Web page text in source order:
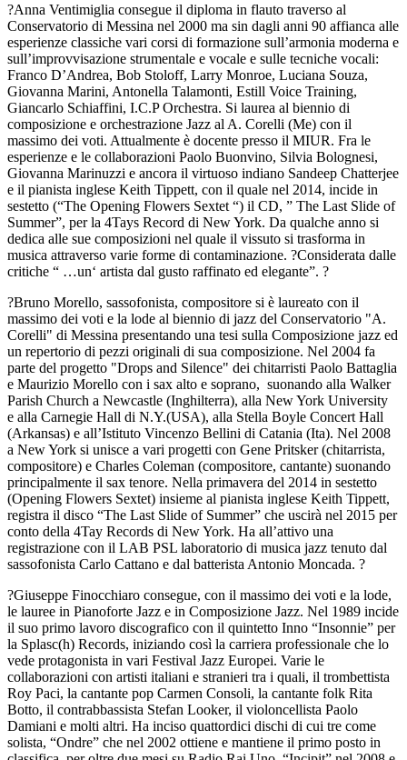
?Anna Ventimiglia consegue il diploma in flauto traverso al
Conservatorio di Messina nel 2000 ma sin dagli anni 90 affianca alle
esperienze classiche vari corsi di formazione sull’armonia moderna e
sull’improvvisazione strumentale e vocale e sulle tecniche vocali:
Franco D’Andrea, Bob Stoloff, Larry Monroe, Luciana Souza,
Giovanna Marini, Antonella Talamonti, Estill Voice Training,
Giancarlo Schiaffini, I.C.P Orchestra. Si laurea al biennio di
composizione e orchestrazione Jazz al A. Corelli (Me) con il
massimo dei voti. Attualmente è docente presso il MIUR. Fra le
esperienze e le collaborazioni Paolo Buonvino, Silvia Bolognesi,
Giovanna Marinuzzi e ancora il virtuoso indiano Sandeep Chatterjee
e il pianista inglese Keith Tippett, con il quale nel 2014, incide in
sestetto (“The Opening Flowers Sextet “) il CD, ” The Last Slide of
Summer”, per la 4Tays Record di New York. Da qualche anno si
dedica alle sue composizioni nel quale il vissuto si trasforma in
musica attraverso varie forme di contaminazione. ?Considerata dalle
critiche “ …un‘ artista dal gusto raffinato ed elegante”. ?
?Bruno Morello, sassofonista, compositore si è laureato con il
massimo dei voti e la lode al biennio di jazz del Conservatorio "A.
Corelli" di Messina presentando una tesi sulla Composizione jazz ed
un repertorio di pezzi originali di sua composizione. Nel 2004 fa
parte del progetto "Drops and Silence" dei chitarristi Paolo Battaglia
e Maurizio Morello con i sax alto e soprano, suonando alla Walker
Parish Church a Newcastle (Inghilterra), alla New York University
e alla Carnegie Hall di N.Y.(USA), alla Stella Boyle Concert Hall
(Arkansas) e all’Istituto Vincenzo Bellini di Catania (Ita). Nel 2008
a New York si unisce a vari progetti con Gene Pritsker (chitarrista,
compositore) e Charles Coleman (compositore, cantante) suonando
principalmente il sax tenore. Nella primavera del 2014 in sestetto
(Opening Flowers Sextet) insieme al pianista inglese Keith Tippett,
registra il disco “The Last Slide of Summer” che uscirà nel 2015 per
conto della 4Tay Records di New York. Ha all’attivo una
registrazione con il LAB PSL laboratorio di musica jazz tenuto dal
sassofonista Carlo Cattano e dal batterista Antonio Moncada. ?
?Giuseppe Finocchiaro consegue, con il massimo dei voti e la lode,
le lauree in Pianoforte Jazz e in Composizione Jazz. Nel 1989 incide
il suo primo lavoro discografico con il quintetto Inno “Insonnie” per
la Splasc(h) Records, iniziando così la carriera professionale che lo
vede protagonista in vari Festival Jazz Europei. Varie le
collaborazioni con artisti italiani e stranieri tra i quali, il trombettista
Roy Paci, la cantante pop Carmen Consoli, la cantante folk Rita
Botto, il contrabbassista Stefan Looker, il violoncellista Paolo
Damiani e molti altri. Ha inciso quattordici dischi di cui tre come
solista, “Ondre” che nel 2002 ottiene e mantiene il primo posto in